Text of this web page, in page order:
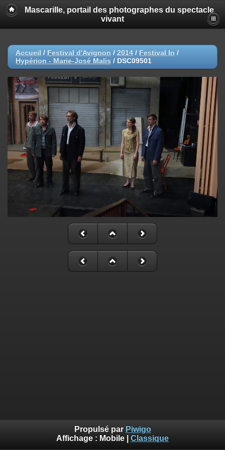
Mascarille, portail des photographes du spectacle
vivant
Accueil / Festival d'Avignon / 2014 / Festival In /
Hypérion - Marie-José Malis / DSC09501
Propulsé par Piwigo
Affichage : Mobile Classique